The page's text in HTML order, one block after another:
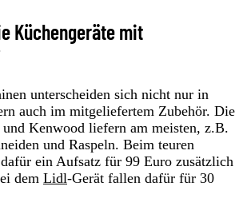
Küchengeräte mit
unterscheiden sich nicht nur in
auch im mitgeliefertem Zubehör. Die
Kenwood liefern am meisten, z.B.
und Raspeln. Beim teuren
ein Aufsatz für 99 Euro zusätzlich
dem Lidl-Gerät fallen dafür für 30